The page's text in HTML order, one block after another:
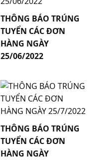
THÔNG BÁO TRÚNG
TUYỂN CÁC ĐƠN
HÀNG NGÀY
25/06/2022
THÔNG BÁO TRÚNG
TUYỂN CÁC ĐƠN
HÀNG NGÀY